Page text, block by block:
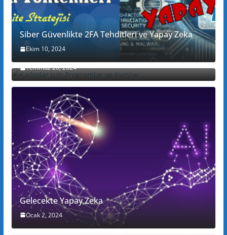
Siber Güvenlikte 2FA Tehditleri ve Yapay Zeka
Ekim 10, 2024
Kadınlar için Programlar ve Kurslar
Temmuz 20, 2024
Gelecekte Yapay Zeka
Ocak 2, 2024